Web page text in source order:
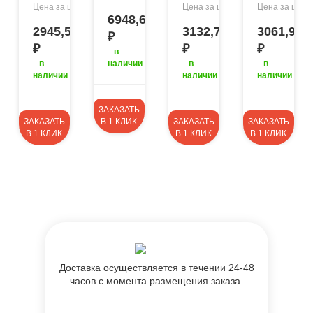
Цена за штуку:
2945,5
₽
в
наличии
ЗАКАЗАТЬ
В 1 КЛИК
6948,64
₽
в
наличии
ЗАКАЗАТЬ
В 1 КЛИК
Цена за штуку:
₽
3132,78
₽
в
наличии
ЗАКАЗАТЬ
В 1 КЛИК
Цена за
3061,95
₽
в
наличии
ЗАКАЗАТЬ
В 1 КЛИК
Доставка осуществляется в течении 24-48
часов с момента размещения заказа.